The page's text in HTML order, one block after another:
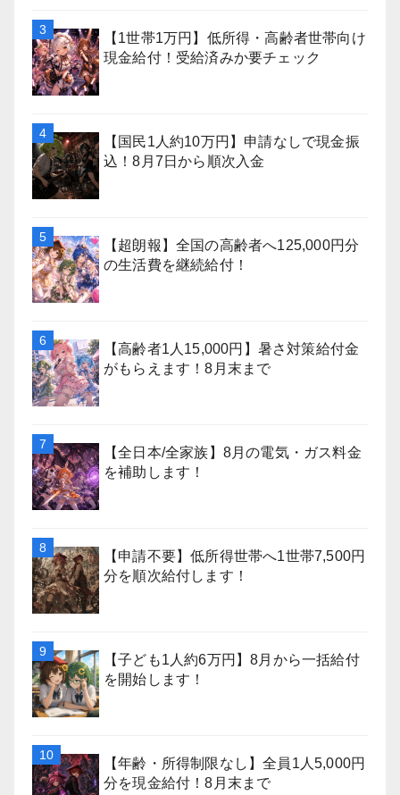
【1世帯1万円】低所得・高齢者世帯向け
現金給付！受給済みか要チェック
【国民1人約10万円】申請なしで現金振
込！8月7日から順次入金
【超朗報】全国の高齢者へ125,000円分
の生活費を継続給付！
【高齢者1人15,000円】暑さ対策給付金
がもらえます！8月末まで
【全日本/全家族】8月の電気・ガス料金
を補助します！
【申請不要】低所得世帯へ1世帯7,500円
分を順次給付します！
【子ども1人約6万円】8月から一括給付
を開始します！
【年齢・所得制限なし】全員1人5,000円
分を現金給付！8月末まで